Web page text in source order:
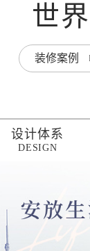
世
装修案例
设计体系
DESIGN